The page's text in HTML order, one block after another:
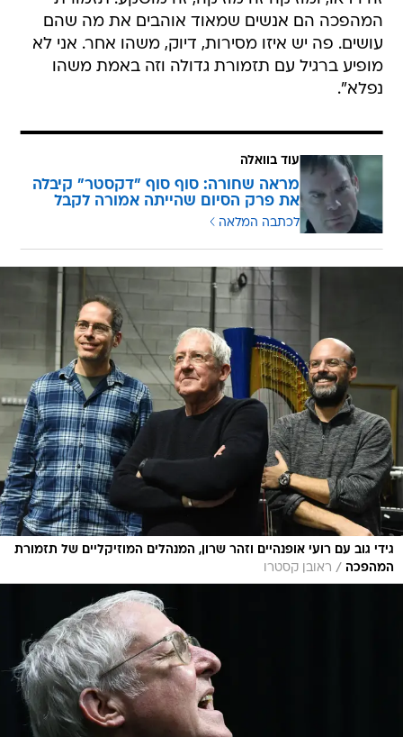
המהפכה הם אנשים שמאוד אוהבים את מה שהם
עושים. פה יש איזו מסירות, דיוק, משהו אחר. אני לא
מופיע ברגיל עם תזמורת גדולה וזה באמת משהו
נפלא".
עוד בוואלה
מראה שחורה: סוף סוף "דקסטר" קיבלה
את פרק הסיום שהייתה אמורה לקבל
לכתבה המלאה
גידי גוב עם רועי אופנהיים וזהר שרון, המנהלים המוזיקליים של תזמורת
המהפכה / ראובן קסטרו